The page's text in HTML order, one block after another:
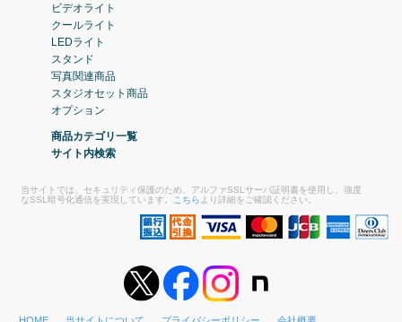
ビデオライト
クールライト
LEDライト
スタンド
写真関連商品
スタジオセット商品
オプション
商品カテゴリ一覧
サイト内検索
当サイトでは、セキュリティ保護のため、アルファSSLサーバ証明書を使用し、強度
なSSL暗号化通信を実現しています。
こちら より詳細をご確認ください。